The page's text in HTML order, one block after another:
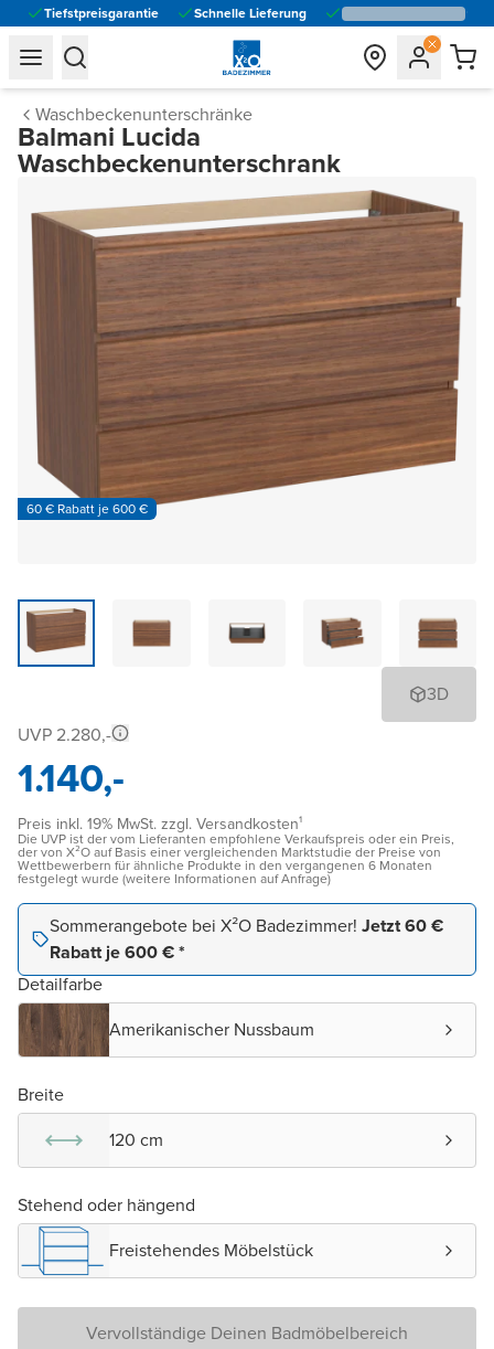
Tiefstpreisgarantie Schnelle Lieferung
general.navigation.toggle_menu.label
general.navigation.toggle_menu.label
Waschbeckenunterschränke
Balmani Lucida
Waschbeckenunterschrank
60 € Rabatt je 600 €
3D
UVP 2.280,-
1.140,-
Preis inkl. 19% MwSt. zzgl. Versandkosten¹
Die UVP ist der vom Lieferanten empfohlene Verkaufspreis oder ein Preis,
der von X²O auf Basis einer vergleichenden Marktstudie der Preise von
Wettbewerbern für ähnliche Produkte in den vergangenen 6 Monaten
festgelegt wurde (weitere Informationen auf Anfrage)
Sommerangebote bei X²O Badezimmer! Jetzt 60 €
Rabatt je 600 € *
Detailfarbe
Amerikanischer Nussbaum
Breite
120 cm
Stehend oder hängend
Freistehendes Möbelstück
Vervollständige Deinen Badmöbelbereich